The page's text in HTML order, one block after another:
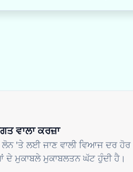
ਵਾਲਾ ਕਰਜ਼ਾ
ਲੋਨ 'ਤੇ ਲਈ ਜਾਣ ਵਾਲੀ ਵਿਆਜ ਦਰ ਹੋਰ
ਦੇ ਮੁਕਾਬਲੇ ਮੁਕਾਬਲਤਨ ਘੱਟ ਹੁੰਦੀ ਹੈ।